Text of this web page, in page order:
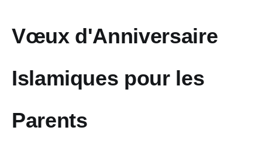
Vœux d'Anniversaire
Islamiques pour les
Parents